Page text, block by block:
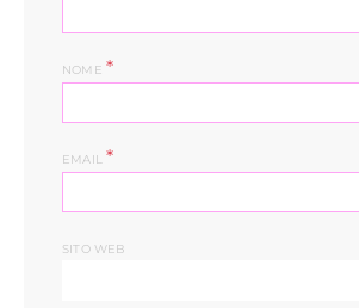
NOME *
EMAIL*
SITO WEB